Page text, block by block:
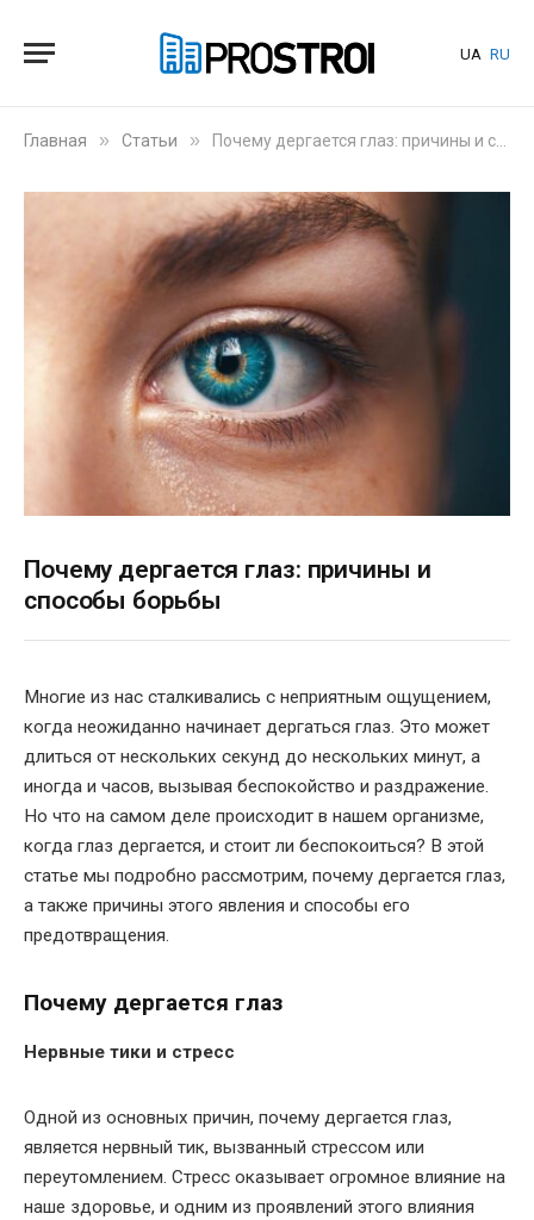
UA RU
Главная » Статьи » Почему дергается глаз: причины и способы борьбы
Почему дергается глаз: причины и
способы борьбы
Многие из нас сталкивались с неприятным ощущением,
когда неожиданно начинает дергаться глаз. Это может
длиться от нескольких секунд до нескольких минут, а
иногда и часов, вызывая беспокойство и раздражение.
Но что на самом деле происходит в нашем организме,
когда глаз дергается, и стоит ли беспокоиться? В этой
статье мы подробно рассмотрим, почему дергается глаз,
а также причины этого явления и способы его
предотвращения.
Почему дергается глаз
Нервные тики и стресс
Одной из основных причин, почему дергается глаз,
является нервный тик, вызванный стрессом или
переутомлением. Стресс оказывает огромное влияние на
наше здоровье, и одним из проявлений этого влияния